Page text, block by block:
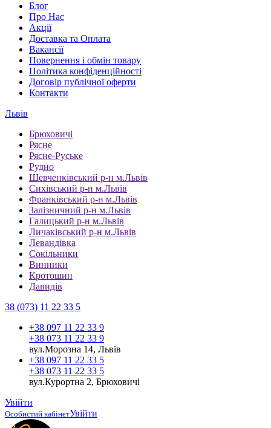
Блог
Про Нас
Акції
Доставка та Оплата
Вакансії
Повернення і обмін товару
Політика конфіденційності
Договір публічної оферти
Контакти
Львів
Брюховичі
Рясне
Рясне-Руське
Рудно
Шевченківський р-н м.Львів
Сихівський р-н м.Львів
Франківський р-н м.Львів
Залізничний р-н м.Львів
Галицький р-н м.Львів
Личаківський р-н м.Львів
Левандівка
Сокільники
Винники
Кротошин
Давидів
38 (073) 11 22 33 5
+38 097 11 22 33 9
+38 073 11 22 33 9
вул.Морозна 14, Львів
+38 097 11 22 33 5
+38 073 11 22 33 5
вул.Курортна 2, Брюховичі
Увійти
Особистий кабінетУвійти